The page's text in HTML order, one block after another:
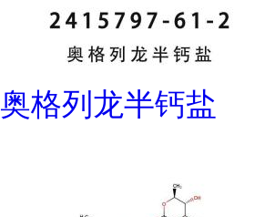
奥格列龙半钙盐